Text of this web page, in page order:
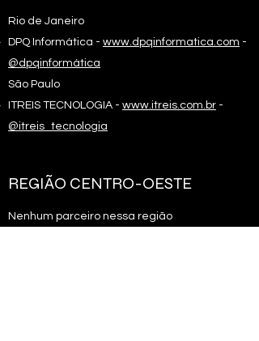
Rio de Janeiro
DPQ Informática - www.dpqinformatica.com -
@dpqinformática​
São Paulo
ITREIS TECNOLOGIA - www.itreis.com.br -
@itreis_tecnologia
REGIÃO CENTRO-OESTE
Nenhum parceiro nessa região